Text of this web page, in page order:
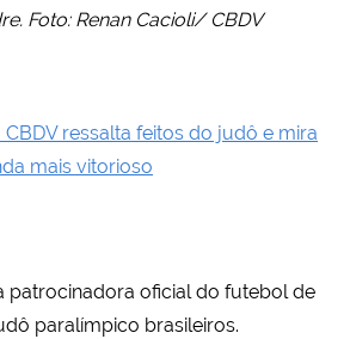
Foto: Renan Cacioli/ CBDV
CBDV ressalta feitos do judô e mira
mais vitorioso
patrocinadora oficial do futebol de
paralímpico brasileiros.